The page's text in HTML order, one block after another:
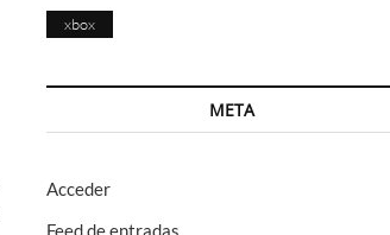
xbox
META
Acceder
Feed de entradas